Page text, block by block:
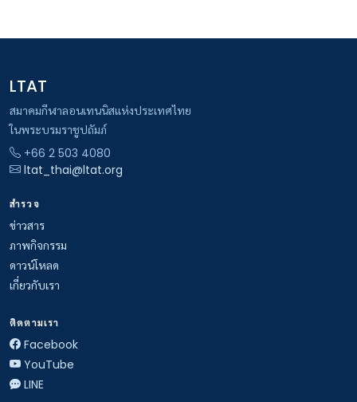
LTAT
สมาคมกีฬาลอนเทนนิสแห่งประเทศไทย
ในพระบรมราชูปถัมภ์
+66 2 503 4080
ltat_thai@ltat.org
สำรวจ
ข่าวสาร
ภาพกิจกรรม
ดาวน์โหลด
เกี่ยวกับเรา
ติดตามเรา
Facebook
YouTube
LINE